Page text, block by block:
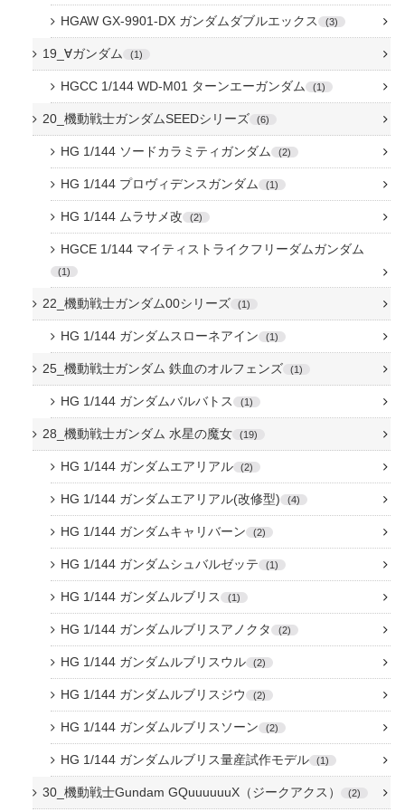
HGAW GX-9901-DX ガンダムダブルエックス 3
19_∀ガンダム 1
HGCC 1/144 WD-M01 ターンエーガンダム 1
20_機動戦士ガンダムSEEDシリーズ 6
HG 1/144 ソードカラミティガンダム 2
HG 1/144 プロヴィデンスガンダム 1
HG 1/144 ムラサメ改 2
HGCE 1/144 マイティストライクフリーダムガンダム
1
22_機動戦士ガンダム00シリーズ 1
HG 1/144 ガンダムスローネアイン 1
25_機動戦士ガンダム 鉄血のオルフェンズ 1
HG 1/144 ガンダムバルバトス 1
28_機動戦士ガンダム 水星の魔女 19
HG 1/144 ガンダムエアリアル 2
HG 1/144 ガンダムエアリアル(改修型) 4
HG 1/144 ガンダムキャリバーン 2
HG 1/144 ガンダムシュバルゼッテ 1
HG 1/144 ガンダムルブリス 1
HG 1/144 ガンダムルブリスアノクタ 2
HG 1/144 ガンダムルブリスウル 2
HG 1/144 ガンダムルブリスジウ 2
HG 1/144 ガンダムルブリスソーン 2
HG 1/144 ガンダムルブリス量産試作モデル 1
30_機動戦士Gundam GQuuuuuuX（ジークアクス） 2